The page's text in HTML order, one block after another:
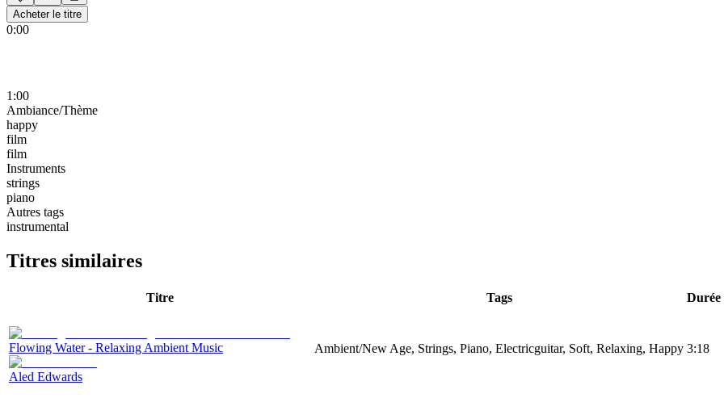
Acheter le titre
0:00
1:00
Ambiance/Thème
happy
film
film
Instruments
strings
piano
Autres tags
instrumental
Titres similaires
Titre Tags Durée
Flowing Water - Relaxing Ambient Music
Aled Edwards
Ambient/New Age, Strings, Piano, Electricguitar, Soft, Relaxing, Happy 3:18